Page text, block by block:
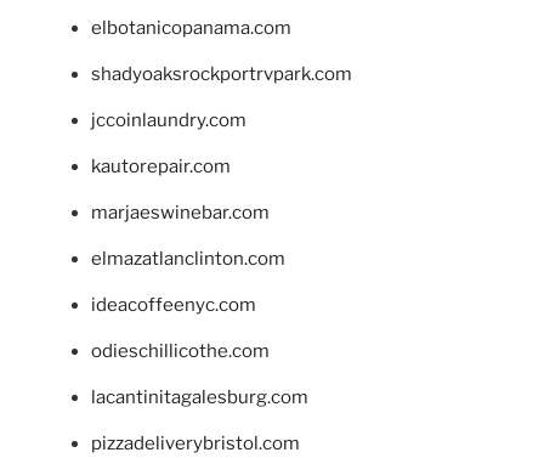
elbotanicopanama.com
shadyoaksrockportrvpark.com
jccoinlaundry.com
kautorepair.com
marjaeswinebar.com
elmazatlanclinton.com
ideacoffeenyc.com
odieschillicothe.com
lacantinitagalesburg.com
pizzadeliverybristol.com